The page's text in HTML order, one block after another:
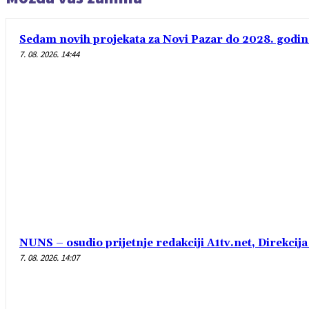
Sedam novih projekata za Novi Pazar do 2028.
7. 08. 2026. 14:44
NUNS – osudio prijetnje redakciji A1tv.net,
7. 08. 2026. 14:07